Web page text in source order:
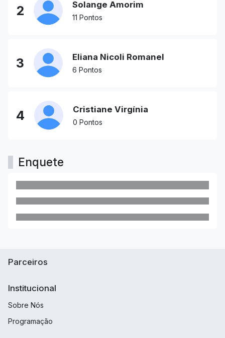
2 Solange Amorim
11 Pontos
3 Eliana Nicoli Romanel
6 Pontos
4 Cristiane Virgínia
0 Pontos
Enquete
Parceiros
Institucional
Sobre Nós
Programação